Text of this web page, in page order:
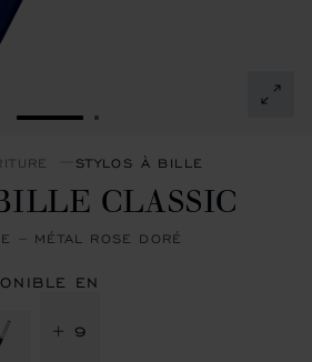
ALLER À LA DIAPOSITIVE 1
ALLER À LA
STYLOS À BILLE
CLASSIC
– MÉTAL ROSE DORÉ
EN
+ 9